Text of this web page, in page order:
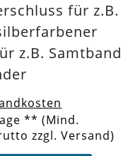
für z.B.
z.B. Samtband
** (Mind.
zzgl. Versand)